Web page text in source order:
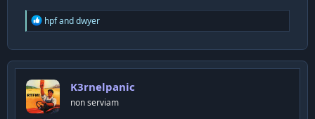
R
e
c
t
o
n
s
hpfanddwyer
K3rnelpanic
non serviam